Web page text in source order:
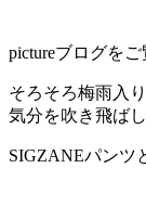
pictureブログを
そろそろ梅雨入
気分を吹き飛ば
SIGZANEパンツ